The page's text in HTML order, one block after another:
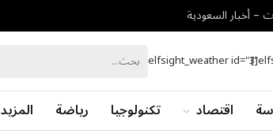
أخبار السعودية
[elfsight_weather id="3"]
اقتصاد تكنولوجيا رياضة المزيد